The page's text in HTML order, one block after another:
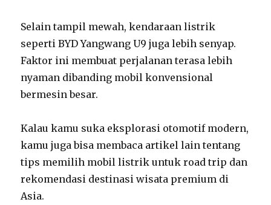
Selain tampil mewah, kendaraan listrik
seperti BYD Yangwang U9 juga lebih senyap.
Faktor ini membuat perjalanan terasa lebih
nyaman dibanding mobil konvensional
bermesin besar.
Kalau kamu suka eksplorasi otomotif modern,
kamu juga bisa membaca artikel lain tentang
tips memilih mobil listrik untuk road trip dan
rekomendasi destinasi wisata premium di
Asia.